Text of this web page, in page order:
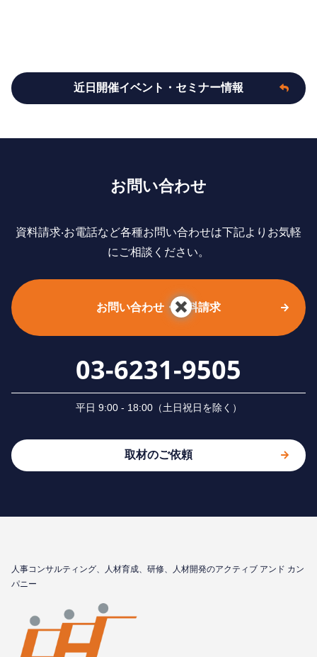
近日開催イベント・セミナー情報
お問い合わせ
資料請求‧お電話など各種お問い合わせは下記よりお気軽
にご相談ください。
お問い合わせ・資料請求
03-6231-9505
平⽇ 9:00 - 18:00（⼟⽇祝⽇を除く）
取材のご依頼
⼈事コンサルティング、⼈材育成、研修、⼈材開発のアクティブ アンド カン
パニー